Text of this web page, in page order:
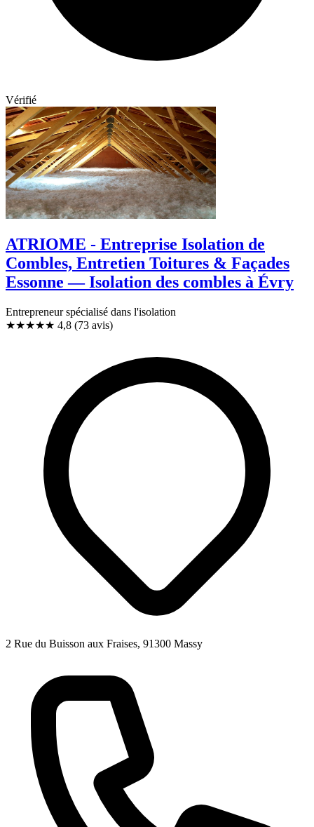
Vérifié
ATRIOME - Entreprise Isolation de
Combles, Entretien Toitures & Façades
Essonne — Isolation des combles à Évry
Entrepreneur spécialisé dans l'isolation
★★★★★ 4,8 (73 avis)
2 Rue du Buisson aux Fraises, 91300 Massy